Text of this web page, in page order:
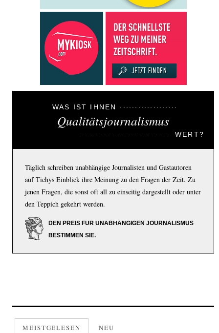
WAS IST IHNEN
Qualitätsjournalismus
WERT?
Täglich schreiben unabhängige Journalisten und Gastautoren
auf Tichys Einblick ihre Meinung zu den Fragen der Zeit. Zu
jenen Fragen, die sonst oft all zu einseitig dargestellt oder unter
den Teppich gekehrt werden.
DEN PREIS FÜR UNABHÄNGIGEN JOURNALISMUS
BESTIMMEN SIE.
MEISTGELESEN NEU